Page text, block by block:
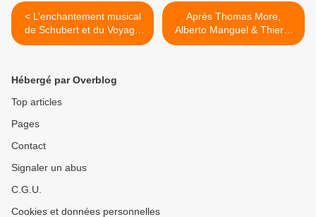
< L’enchantement musical
de Schubert et du Voyage
d’hiver par Ian Bostridge,
Après Thomas More,
Alberto Manguel & Thierry
Paquot, les utopies
Hébergé par Overblog
Top articles
Pages
Contact
Signaler un abus
C.G.U.
Cookies et données personnelles